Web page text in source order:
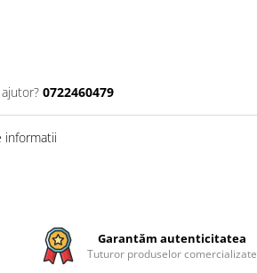
0722460479
informatii
Garantăm autenticitatea
Tuturor produselor comercializate